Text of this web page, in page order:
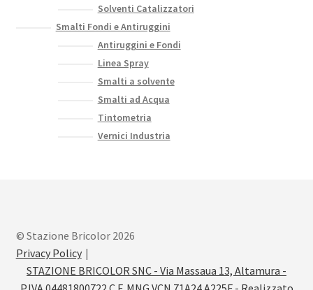
Solventi Catalizzatori
Smalti Fondi e Antiruggini
Antiruggini e Fondi
Linea Spray
Smalti a solvente
Smalti ad Acqua
Tintometria
Vernici Industria
© Stazione Bricolor 2026
Privacy Policy
STAZIONE BRICOLOR SNC - Via Massaua 13, Altamura -